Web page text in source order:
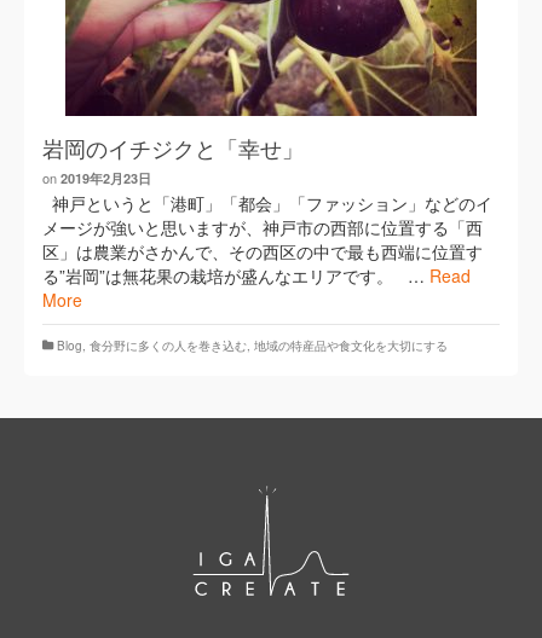
岩岡のイチジクと「幸せ」
on 2019年2月23日
神戸というと「港町」「都会」「ファッション」などのイ
メージが強いと思いますが、神戸市の西部に位置する「西
区」は農業がさかんで、その西区の中で最も西端に位置す
る”岩岡”は無花果の栽培が盛んなエリアです。 … Read
More
Blog, ​食分野に多くの人を巻き込む, 地域の特産品や食文化を大切にする